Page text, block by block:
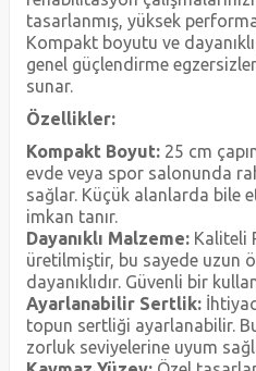
tasarlanmış, yüksek
Kompakt boyutu ve
genel güçlendirme
sunar.
Özellikler:
Kompakt Boyut:25 cm
evde veya spor salonunda
sağlar. Küçük alanlarda bile
imkan tanır.
Dayanıklı Malzeme:Kaliteli
üretilmiştir, bu sayede uzun
dayanıklıdır. Güvenli bir
Ayarlanabilir Sertlik:
topun sertliği ayarlanabilir.
zorluk seviyelerine uyum